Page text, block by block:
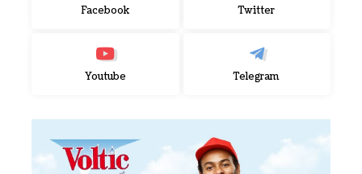
Facebook Twitter
Youtube Telegram